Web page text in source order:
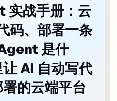
战手册：云
码、部署一条
是什
AI 自动写代
的云端平台